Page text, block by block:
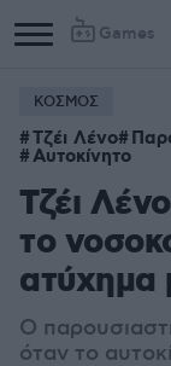
Games
Column
1
2
ΚΟΣΜΟΣ
Τζέι Λένο
Αυτοκίνητο
Τζέι
το
ατύχημα
Ο
όταν το